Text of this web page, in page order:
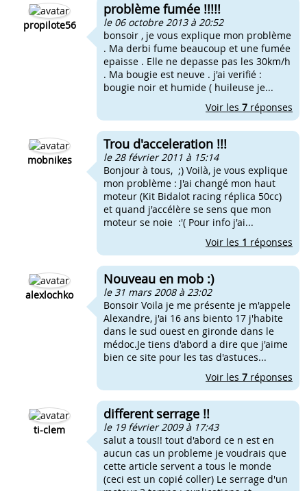
propilote56
problème fumée !!!!!
le 06 octobre 2013 à 20:52
bonsoir , je vous explique mon problème
. Ma derbi fume beaucoup et une fumée
epaisse . Elle ne depasse pas les 30km/h
. Ma bougie est neuve . j'ai verifié :
bougie noir et humide ( huileuse je...
Voir les 7 réponses
mobnikes
Trou d'acceleration !!!
le 28 février 2011 à 15:14
Bonjour à tous, ;) Voilà, je vous explique
mon problème : J'ai changé mon haut
moteur (Kit Bidalot racing réplica 50cc)
et quand j'accélère se sens que mon
moteur se noie :'( Pour info j'ai...
Voir les 1 réponses
alexlochko
Nouveau en mob :)
le 31 mars 2008 à 23:02
Bonsoir Voila je me présente je m'appele
Alexandre, j'ai 16 ans biento 17 j'habite
dans le sud ouest en gironde dans le
médoc.Je tiens d'abord a dire que j'aime
bien ce site pour les tas d'astuces...
Voir les 7 réponses
ti-clem
different serrage !!
le 19 février 2009 à 17:43
salut a tous!! tout d'abord ce n est en
aucun cas un probleme je voudrais que
cette article servent a tous le monde
(ceci est un copié coller) Le serrage d'un